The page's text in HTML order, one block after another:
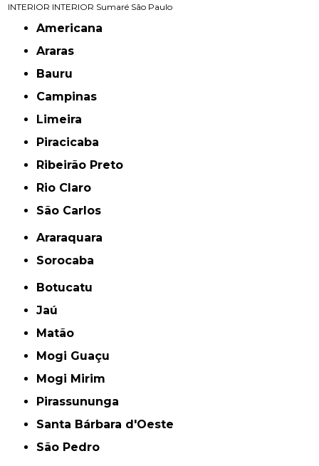
INTERIOR INTERIOR Sumaré São Paulo
Americana
Araras
Bauru
Campinas
Limeira
Piracicaba
Ribeirão Preto
Rio Claro
São Carlos
Araraquara
Sorocaba
Botucatu
Jaú
Matão
Mogi Guaçu
Mogi Mirim
Pirassununga
Santa Bárbara d'Oeste
São Pedro